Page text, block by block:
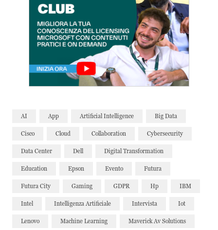
AI App Artificial Intelligence Big Data
Cisco Cloud Collaboration Cybersecurity
Data Center Dell Digital Transformation
Education Epson Evento Futura
Futura City Gaming GDPR Hp IBM
Intel Intelligenza Artificiale Intervista Iot
Lenovo Machine Learning Maverick Av Solutions